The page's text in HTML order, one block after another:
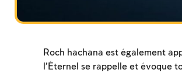
Roch hachana est également
l’Éternel se rappelle et évoque